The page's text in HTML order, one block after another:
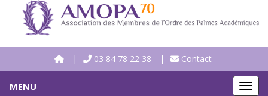
03 84 78 22 38 Contact
MENU